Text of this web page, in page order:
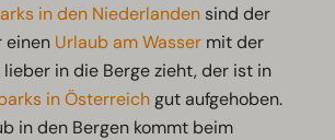
in den Niederlanden sind der
einen Urlaub am Wasser mit der
lieber in die Berge zieht, der ist in
in Österreichgut aufgehoben.
in den Bergen kommt beim